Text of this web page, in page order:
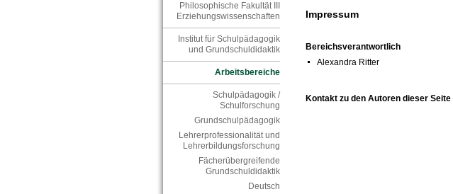
Philosophische Fakultät III
Erziehungswissenschaften
Institut für Schulpädagogik
und Grundschuldidaktik
Arbeitsbereiche
Schulpädagogik /
Schulforschung
Grundschulpädagogik
Lehrerprofessionalität und
Lehrerbildungsforschung
Fächerübergreifende
Grundschuldidaktik
Deutsch
Impressum
Bereichsverantwortlich
Alexandra Ritter
Kontakt zu den Autoren dieser Seite